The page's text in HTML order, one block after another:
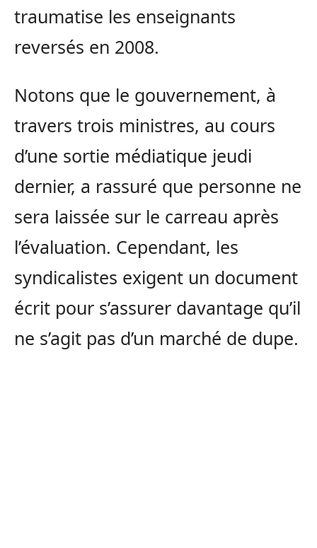
traumatise les enseignants
reversés en 2008.
Notons que le gouvernement, à
travers trois ministres, au cours
d’une sortie médiatique jeudi
dernier, a rassuré que personne ne
sera laissée sur le carreau après
l’évaluation. Cependant, les
syndicalistes exigent un document
écrit pour s’assurer davantage qu’il
ne s’agit pas d’un marché de dupe.